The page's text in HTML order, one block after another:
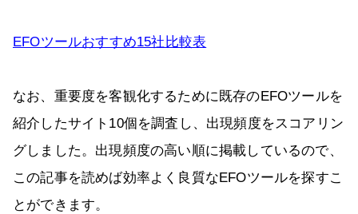
EFOツールおすすめ15社比較表
なお、重要度を客観化するために既存のEFOツールを
紹介したサイト10個を調査し、出現頻度をスコアリン
グしました。出現頻度の高い順に掲載しているので、
この記事を読めば効率よく良質なEFOツールを探すこ
とができます。